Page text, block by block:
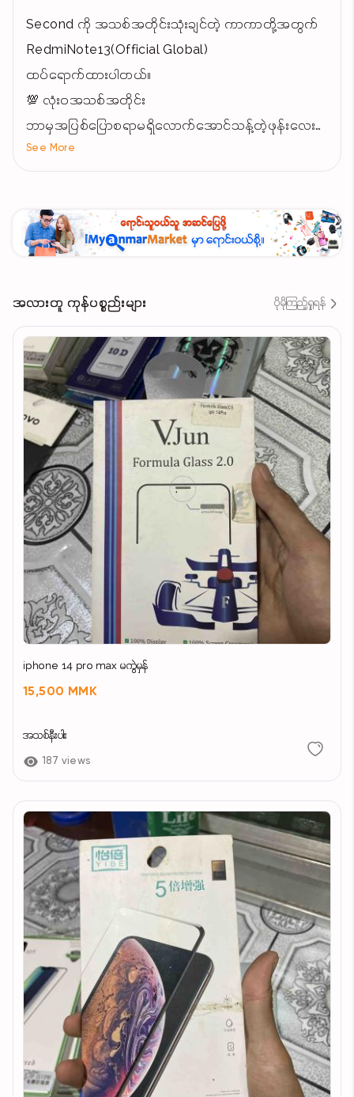
Second ကို အသစ်အတိုင်းသုံးချင်တဲ့ ကာကာတို့အတွက်
RedmiNote13(Official Global)
ထပ်ရောက်ထားပါတယ်။
💯 လုံးဝအသစ်အတိုင်း
ဘာမှအပြစ်ပြောစရာမရှိလောက်အောင်သန့်တဲ့ဖုန်းလေး
တစ်လုံးပါ။
ပေးရတဲ့စျေးနဲ့ အသစ်အတိုင်းကိုင်ရတာနဲ့ တန်နေမယ့်
ဖုန်းလေးပါ။
6/128GB
Phone Only
Type C Charger ကြိုးအသစ်လက်ဆောင်ပေးပါမယ်။
Super-Clear 108Mp triple Camera
120Hz FHD + Amoled display
Immersive viewing with ultra-thin bezels
Secure in screen fingerprint sensor
Powerful Snapdragon performance
33W fast charging with 5000mah battery
AKT Mobile Phone Accessories
ဆိုင်လိပ်စာ- အိမ်အမှတ်(၅၁၀)က/ တကောင်းလမ်းနှင့်
စစ်ကိုင်းလမ်းထောင့် (၅)ရပ်ကွက် တောင်ဥက္ကလာပ
မြို့နယ်
ဆက်သွယ်ရန်-09959265760 .. 09257740280
Viber-09257740280
See More
အလားတူ ကုန်ပစ္စည်းများ ပိုမိုကြည့်ရှုရန်
iphone 14 pro max မကွဲမှန်
15,500 MMK
အသစ်နီးပါး
187 views